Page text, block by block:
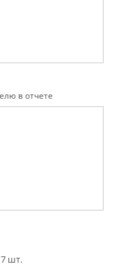
в отчете
шт.